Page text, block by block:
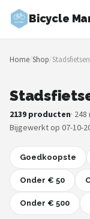
Bicycle
Zoeken
NAVIGATIE
Merken
Blog
Fietsroutes
Kinderfietsen
Home/Shop/Stadsfietsen
2139 producten·
Bijgewerkt op 07-10-
Goedkoopste
Onder € 50
Onder € 500